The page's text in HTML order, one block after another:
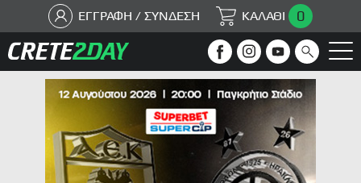
ΕΓΓΡΑΦΗ / ΣΥΝΔΕΣΗ ΚΑΛΑΘΙ 0